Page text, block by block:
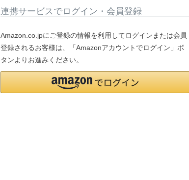
連携サービスでログイン・会員登録
Amazon.co.jpにご登録の情報を利用してログインまたは会員
登録されるお客様は、「Amazonアカウントでログイン」ボ
タンよりお進みください。